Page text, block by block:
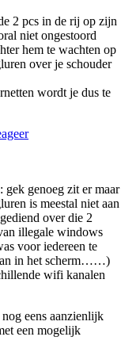
2 pcs in de rij op zijn
niet ongestoord
hem te wachten op
over je schouder
wordt je dus te
genoeg zit er maar
is meestal niet aan
over die 2
illegale windows
voor iedereen te
in het scherm……)
wifi kanalen
eens aanzienlijk
een mogelijk